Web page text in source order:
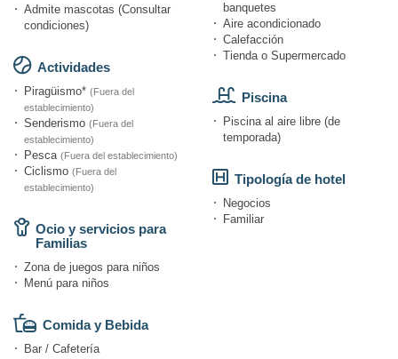
Admite mascotas (Consultar
condiciones)
Actividades
Piragüismo* (Fuera del
establecimiento)
Senderismo (Fuera del
establecimiento)
Pesca (Fuera del establecimiento)
Ciclismo (Fuera del
establecimiento)
Ocio y servicios para
Familias
Zona de juegos para niños
Menú para niños
Comida y Bebida
Bar / Cafetería
banquetes
Aire acondicionado
Calefacción
Tienda o Supermercado
Piscina
Piscina al aire libre (de
temporada)
Tipología de hotel
Negocios
Familiar